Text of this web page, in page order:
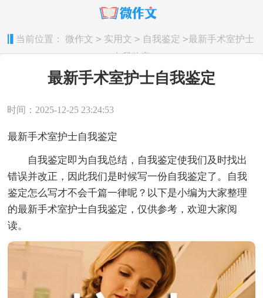
当前位置： 微作文 > 实用文 > 自我鉴定 >最新手术室护士
自我鉴定
最新手术室护士自我鉴定
时间：2025-12-25 23:24:53
最新手术室护士自我鉴定
自我鉴定即为自我总结，自我鉴定使我们及时找出
错误并改正，因此我们是时候写一份自我鉴定了。自我
鉴定怎么写才不会千篇一律呢？以下是小编为大家整理
的最新手术室护士自我鉴定，仅供参考，欢迎大家阅
读。